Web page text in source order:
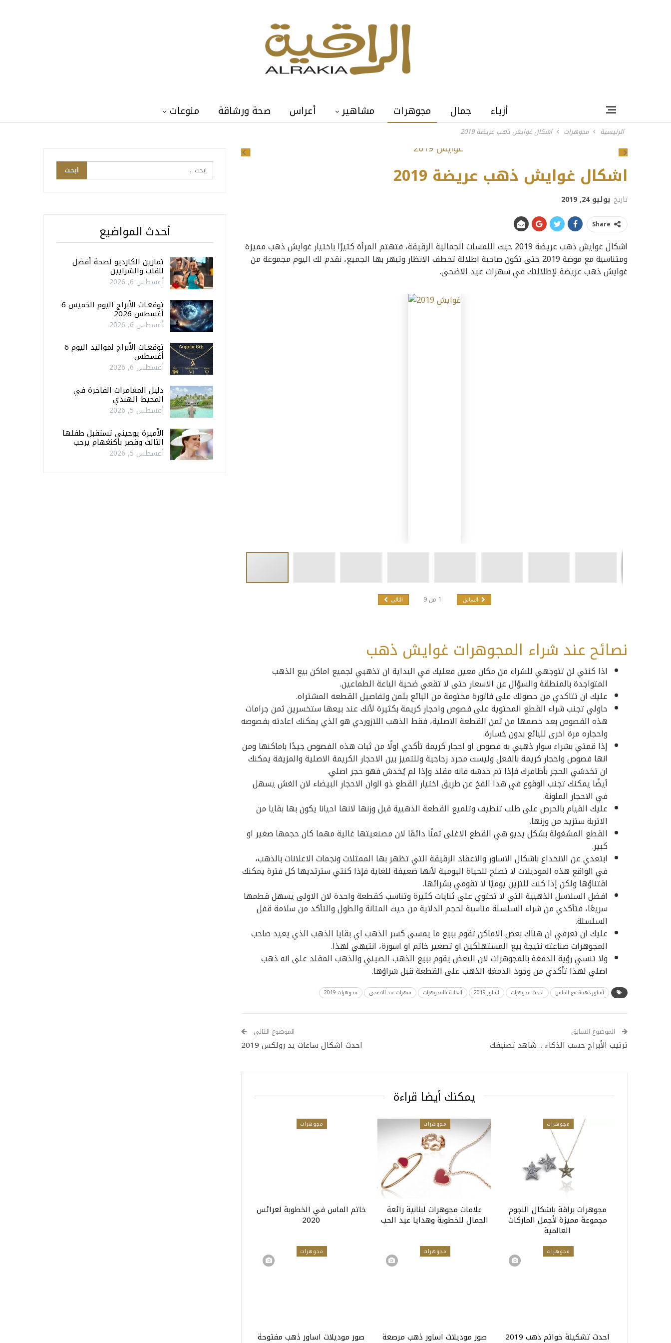
أزياء جمال مجوهرات مشاهير أعراس صحة ورشاقة منوعات
الرئيسية مجوهرات اشكال غوايش ذهب عريضة 2019
Nextاشكال غوايش ذهب عريضة 2019
تاريخ يوليو 24, 2019
Share
اشكال غوايش ذهب عريضة 2019 حيث اللمسات الجمالية الرقيقة، فتهتم المرأة كثيرًا باختيار غوايش ذهب مميزة
ومتناسبة مع موضة 2019 حتى تكون صاحبة اطلالة تخطف الانظار وتبهر بها الجميع، نقدم لك اليوم مجموعة من
غوايش ذهب عريضة لإطلالتك في سهرات عيد الاضحى.
السابق 1 من 9 التالي
نصائح عند شراء المجوهرات غوايش ذهب
اذا كنتي لن تتوجهي للشراء من مكان معين فعليك في البداية ان تذهبي لجميع اماكن بيع الذهب
المتواجدة بالمنطقة والسؤال عن الاسعار حتى لا تقعي ضحية الباعة الطماعين.
عليك ان تتاكدي من حصولك على فاتورة مختومة من البائع بثمن وتفاصيل القطعه المشتراه.
حاولي تجنب شراء القطع المحتوية على فصوص واحجار كريمة بكثيرة لأنك عند بيعها ستخسرين ثمن جرامات
هذه الفصوص بعد خصمها من ثمن القطعة الاصلية، فقط الذهب اللازوردي هو الذي يمكنك اعادته بفصوصه
واحجاره مرة اخرى للبائع بدون خسارة.
إذا قمتي بشراء سوار ذهبي به فصوص او احجار كريمة تأكدي اولًا من ثبات هذه الفصوص جيدًا باماكنها ومن
انها فصوص واحجار كريمة بالفعل وليست مجرد زجاجية وللتميز بين الاحجار الكريمة الاصلية والمزيفة يمكنك
ان تخدشي الحجر بأظافرك فإذا تم خدشه فانه مقلد وإذا لم يُخدش فهو حجر اصلي.
أيضًا يمكنك تجنب الوقوع في هذا الفخ عن طريق اختيار القطع ذو الوان الاحجار البيضاء لان الغش يسهل
في الاحجار الملونة.
عليك القيام بالحرص على طلب تنظيف وتلميع القطعة الذهبية قبل وزنها لانها احيانا يكون بها بقايا من
الاتربة ستزيد من وزنها.
القطع المشغولة بشكل يديو هي القطع الاغلى ثمنًا دائمًا لان مصنعيتها غالية مهما كان حجمها صغير او
كبير.
ابتعدي عن الانخداع باشكال الاساور والاعقاد الرقيقة التي تظهر بها الممثلات ونجمات الاعلانات بالذهب،
في الواقع هذه الموديلات لا تصلح للحياة اليومية لأنها ضعيفة للغاية فإذا كنتي سترتديها كل فترة يمكنك
اقتناؤها ولكن إذا كنت للتزين يوميًا لا تقومي بشرائها.
افضل السلاسل الذهبية التي لا تحتوي على ثنايات كثيرة وتناسب كقطعة واحدة لان الاولى يسهل قطمها
سريعًا، فتأكدي من شراء السلسلة مناسبة لحجم الدلاية من حيث المتانة والطول والتأكد من سلامة قفل
السلسلة.
عليك ان تعرفي ان هناك بعض الاماكن تقوم ببيع ما يمسى كسر الذهب اي بقايا الذهب الذي يعيد صاحب
المجوهرات صناعته نتيجة بيع المستهلكين او تصغير خاتم او اسورة، انتبهي لهذا.
ولا تنسي رؤية الدمغة بالمجوهرات لان البعض يقوم ببيع الذهب الصيني والذهب المقلد على انه ذهب
اصلي لهذا تأكدي من وجود الدمغة الذهب على القطعة قبل شراؤها.
أساور ذهبية مع الماس احدث مجوهرات اساور 2019 العناية بالمجوهرات سهرات عيد الاضحى مجوهرات 2019
الموضوع السابق
ترتيب الأبراج حسب الذكاء .. شاهد تصنيفك
الموضوع التالي
احدث اشكال ساعات يد رولكس 2019
يمكنك أيضا قراءة
مجوهرات
مجوهرات براقة باشكال النجوم
مجموعة مميزة لأجمل الماركات
العالمية
مجوهرات
علامات مجوهرات لبنانية رائعة
الجمال للخطوبة وهدايا عيد الحب
مجوهرات
خاتم الماس في الخطوبة لعرائس
2020
مجوهرات
احدث تشكيلة خواتم ذهب 2019
مجوهرات
صور موديلات اساور ذهب مرصعة
مجوهرات
صور موديلات اساور ذهب مفتوحة
أحدث المواضيع
تمارين الكارديو لصحة أفضل
للقلب والشرايين
أغسطس 6, 2026
توقعـات الأبراج اليوم الخميس 6
أغسطس 2026
أغسطس 6, 2026
توقعـات الأبراج لمواليد اليوم 6
أغسطس
أغسطس 6, 2026
دليل المغامرات الفاخرة في
المحيط الهندي
أغسطس 5, 2026
الأميرة يوجيني تستقبل طفلها
الثالث وقصر باكنغهام يرحب
أغسطس 5, 2026